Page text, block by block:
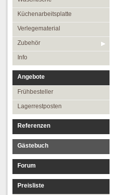
Küchenarbeitsplatte
Verlegematerial
Zubehör
Info
Angebote
Frühbesteller
Lagerrestposten
Referenzen
Gästebuch
Forum
Preisliste